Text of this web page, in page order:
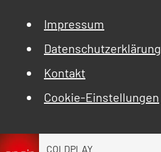
Impressum
Datenschutzerklärung
Kontakt
Cookie-Einstellungen
COLDPLAY